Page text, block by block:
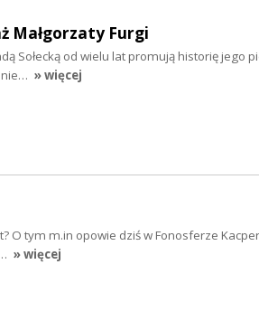
Małgorzaty Furgi
Sołecką od wielu lat promują historię jego
» więcej
O tym m.in opowie dziś w Fonosferze
» więcej